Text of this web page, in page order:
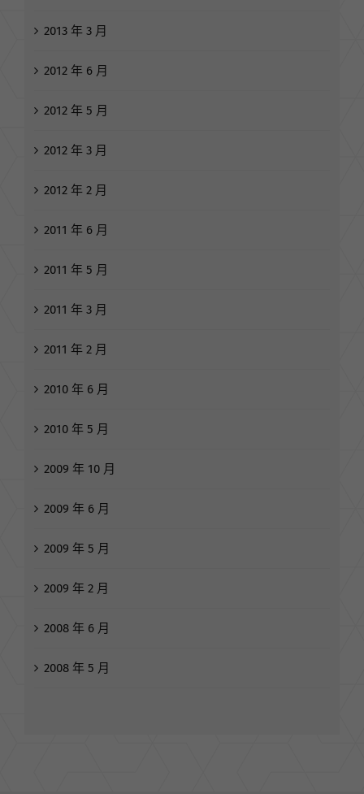
2013 年 3 月
2012 年 6 月
2012 年 5 月
2012 年 3 月
2012 年 2 月
2011 年 6 月
2011 年 5 月
2011 年 3 月
2011 年 2 月
2010 年 6 月
2010 年 5 月
2009 年 10 月
2009 年 6 月
2009 年 5 月
2009 年 2 月
2008 年 6 月
2008 年 5 月